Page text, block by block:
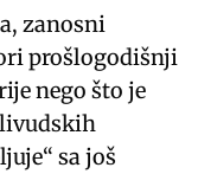
zanosni
prošlogodišnji
nego što je
sa još